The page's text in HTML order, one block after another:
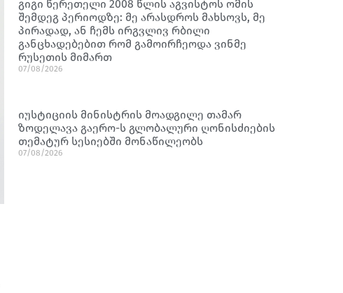
გიგი წერეთელი 2008 წლის აგვისტოს ომის
შემდეგ პერიოდზე: მე არასდროს მახსოვს, მე
პირადად, ან ჩემს ირგვლივ რბილი
განცხადებებით რომ გამოირჩეოდა ვინმე
რუსეთის მიმართ
07/08/2026
იუსტიციის მინისტრის მოადგილე თამარ
ზოდელავა გაერო-ს გლობალური ღონისძიების
თემატურ სესიებში მონაწილეობს
07/08/2026